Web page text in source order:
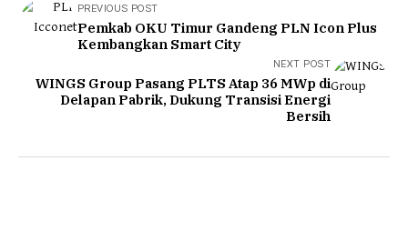
PREVIOUS POST
Pemkab OKU Timur Gandeng PLN Icon Plus
Kembangkan Smart City
NEXT POST
WINGS Group Pasang PLTS Atap 36 MWp di
Delapan Pabrik, Dukung Transisi Energi
Bersih